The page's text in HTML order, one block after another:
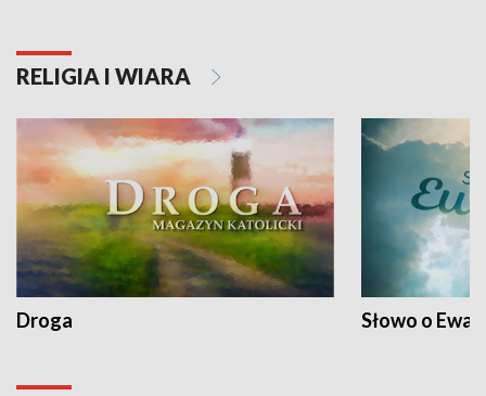
RELIGIA I WIARA
Droga Słowo o